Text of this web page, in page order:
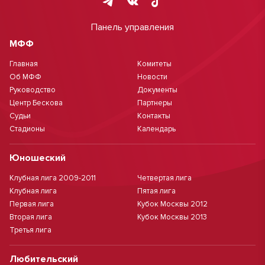
Панель управления
МФФ
Главная
Об МФФ
Руководство
Центр Бескова
Судьи
Стадионы
Комитеты
Новости
Документы
Партнеры
Контакты
Календарь
Юношеский
Клубная лига 2009-2011
Клубная лига
Первая лига
Вторая лига
Третья лига
Четвертая лига
Пятая лига
Кубок Москвы 2012
Кубок Москвы 2013
Любительский